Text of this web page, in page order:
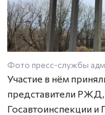
Фото пресс-службы
Участие в нём
представители РЖД,
Госавтоинспекции и